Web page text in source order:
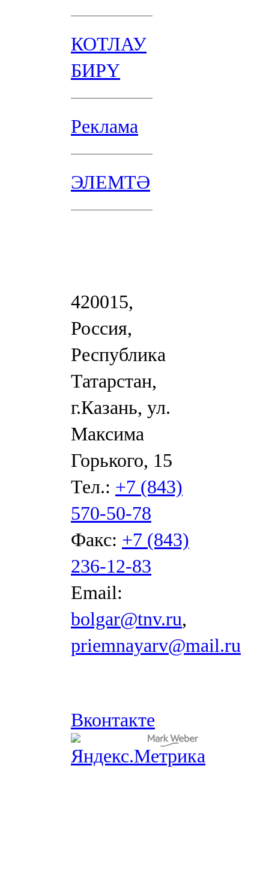
КОТЛАУ
БИРҮ
Реклама
ЭЛЕМТӘ
420015,
Россия,
Республика
Татарстан,
г.Казань, ул.
Максима
Горького, 15
Тел.: +7 (843)
570-50-78
Факс: +7 (843)
236-12-83
Email:
bolgar@tnv.ru,
priemnayarv@mail.ru
Вконтакте